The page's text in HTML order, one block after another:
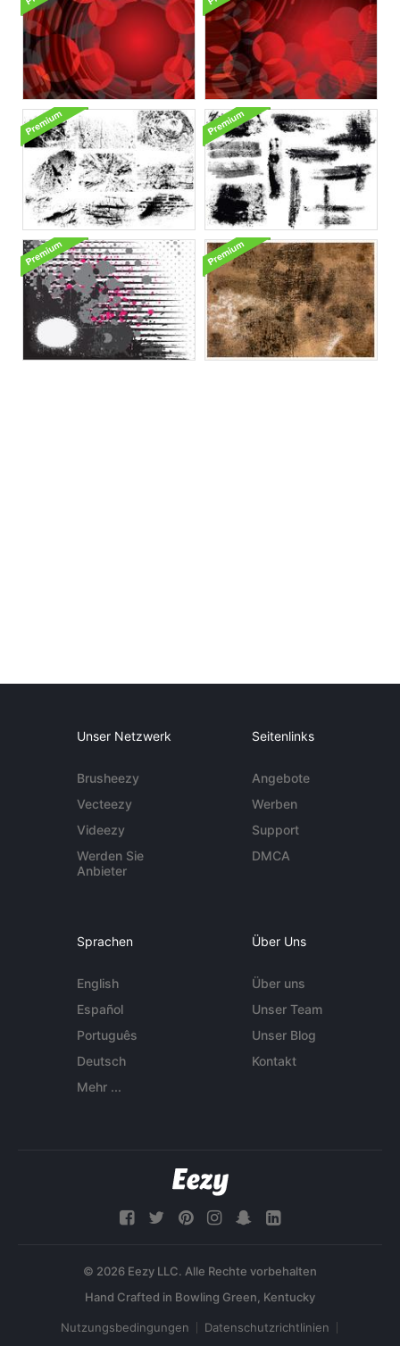
Unser Netzwerk
Brusheezy
Vecteezy
Videezy
Werden Sie
Anbieter
Seitenlinks
Angebote
Werben
Support
DMCA
Sprachen
English
Español
Português
Deutsch
Mehr ...
Über Uns
Über uns
Unser Team
Unser Blog
Kontakt
© 2026 Eezy LLC. Alle Rechte vorbehalten
Nutzungsbedingungen Datenschutzrichtlinien